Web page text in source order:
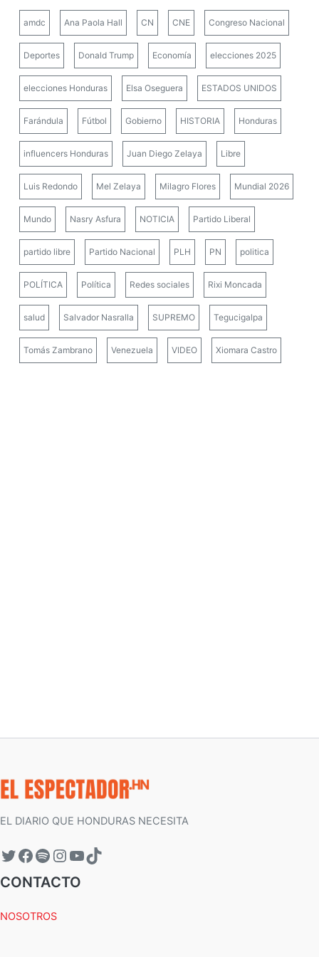
amdc Ana Paola Hall CN CNE Congreso Nacional
Deportes Donald Trump Economía elecciones 2025
elecciones Honduras Elsa Oseguera ESTADOS UNIDOS
Farándula Fútbol Gobierno HISTORIA Honduras
influencers Honduras Juan Diego Zelaya Libre
Luis Redondo Mel Zelaya Milagro Flores Mundial 2026
Mundo Nasry Asfura NOTICIA Partido Liberal
partido libre Partido Nacional PLH PN politica
POLÍTICA Política Redes sociales Rixi Moncada
salud Salvador Nasralla SUPREMO Tegucigalpa
Tomás Zambrano Venezuela VIDEO Xiomara Castro
EL DIARIO QUE HONDURAS NECESITA
CONTACTO
NOSOTROS